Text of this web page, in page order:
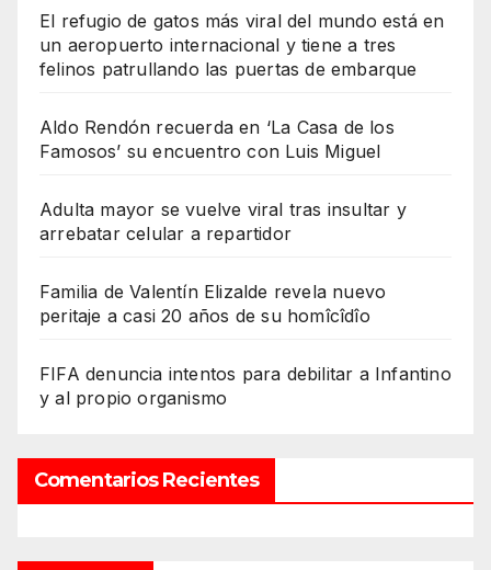
El refugio de gatos más viral del mundo está en
un aeropuerto internacional y tiene a tres
felinos patrullando las puertas de embarque
Aldo Rendón recuerda en ‘La Casa de los
Famosos’ su encuentro con Luis Miguel
Adulta mayor se vuelve viral tras insultar y
arrebatar celular a repartidor
Familia de Valentín Elizalde revela nuevo
peritaje a casi 20 años de su homîcîdîo
FIFA denuncia intentos para debilitar a Infantino
y al propio organismo
Comentarios Recientes